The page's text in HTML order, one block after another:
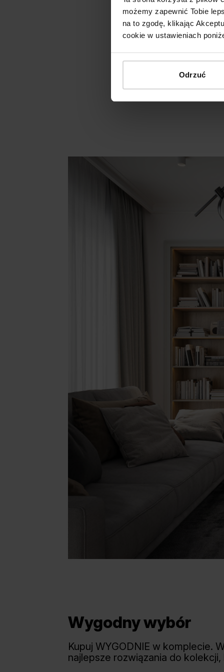
możemy zapewnić Tobie
na to zgodę, klikając
cookie w ustawieniach
Odrzuć
Wygodny wybór
Kupuj WYGODNIE w komplecie.
najlepsze rozwiązania do